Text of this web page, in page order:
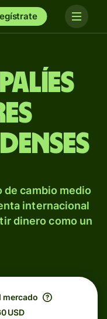
de cambio medio
internacional
dinero como un
mercado
USD